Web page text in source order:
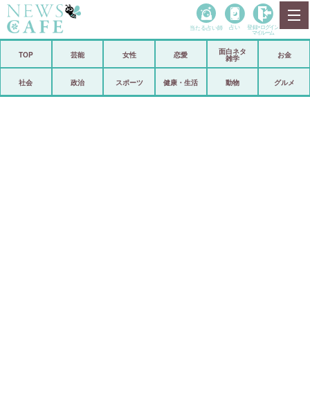
政治
当たる占い師 占い 登録• ログイン
マイルーム
TOP 芸能 女性 恋愛
面白ネタ
雑学
お金
社会 政治 スポーツ 健康・生活 動物 グルメ